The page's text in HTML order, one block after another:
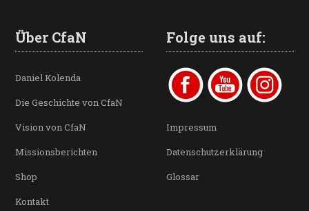
Über CfaN
Daniel Kolenda
Die Geschichte von CfaN
Vision von CfaN
Missionsberichten
Shop
Kontakt
Folge uns auf:
Impressum
Datenschutzerklärung
Glossar